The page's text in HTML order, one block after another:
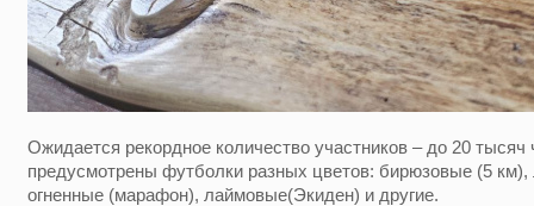
Ожидается рекордное количество участников – до 20
предусмотрены футболки разных цветов: бирюзовые (5
огненные (марафон), лаймовые(Экиден) и другие.